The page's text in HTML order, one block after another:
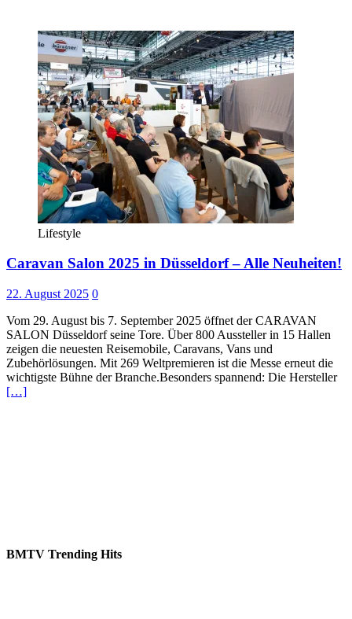
Lifestyle
Caravan Salon 2025 in Düsseldorf – Alle Neuheiten!
22. August 2025 0
Vom 29. August bis 7. September 2025 öffnet der CARAVAN
SALON Düsseldorf seine Tore. Über 800 Aussteller in 15 Hallen
zeigen die neuesten Reisemobile, Caravans, Vans und
Zubehörlösungen. Mit 269 Weltpremieren ist die Messe erneut die
wichtigste Bühne der Branche.Besonders spannend: Die Hersteller
[…]
BMTV Trending Hits